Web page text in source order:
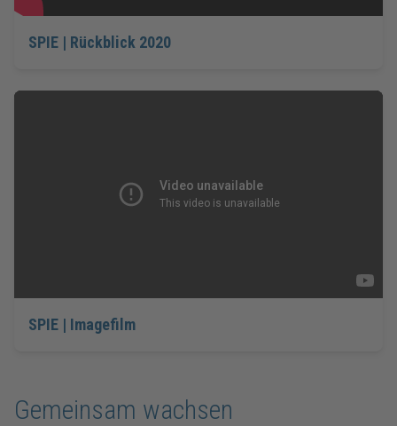
SPIE | Rückblick 2020
SPIE | Imagefilm
Gemeinsam wachsen